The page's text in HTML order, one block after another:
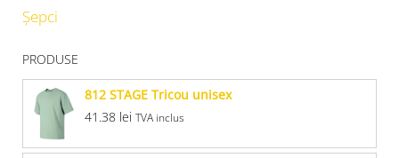
Șepci
PRODUSE
812 STAGE Tricou unisex
41.38 lei TVA inclus